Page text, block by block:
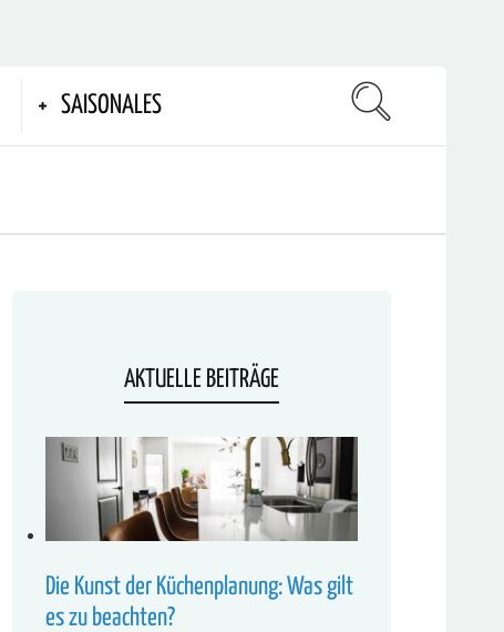
SAISONALES
AKTUELLE BEITRÄGE
Die Kunst der Küchenplanung: Was gilt
es zu beachten?